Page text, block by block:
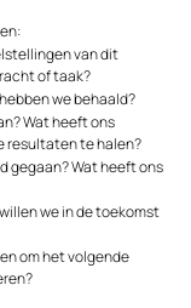
van dit
of taak?
we behaald?
Wat heeft ons
resultaten te halen?
gegaan? Wat heeft ons
we in de toekomst
om het volgende